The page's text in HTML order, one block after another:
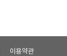
이용약관